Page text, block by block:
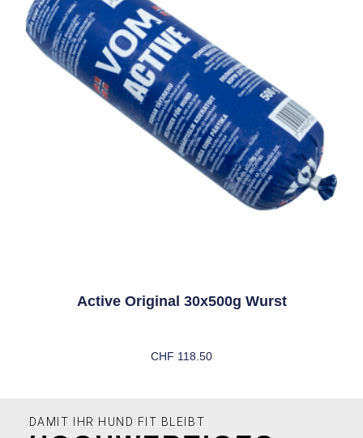
Active Original 30x500g Wurst
CHF 118.50
DAMIT IHR HUND FIT BLEIBT